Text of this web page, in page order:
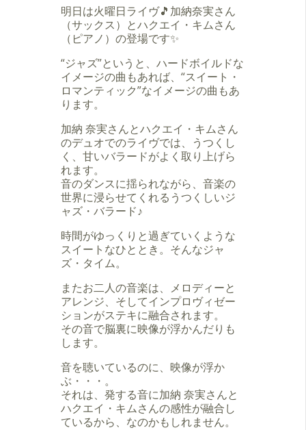
明日は火曜日ライヴ🎵加納奈実さん
（サックス）とハクエイ・キムさん
（ピアノ）の登場です✨
“ジャズ”というと、ハードボイルドな
イメージの曲もあれば、“スイート・
ロマンティック”なイメージの曲もあ
ります。
加納 奈実さんとハクエイ・キムさん
のデュオでのライヴでは、うつくし
く、甘いバラードがよく取り上げら
れます。
音のダンスに揺られながら、音楽の
世界に浸らせてくれるうつくしいジ
ャズ・バラード♪
時間がゆっくりと過ぎていくような
スイートなひととき。そんなジャ
ズ・タイム。
またお二人の音楽は、メロディーと
アレンジ、そしてインプロヴィゼー
ションがステキに融合されます。
その音で脳裏に映像が浮かんだりも
します。
音を聴いているのに、映像が浮か
ぶ・・・。
それは、発する音に加納 奈実さんと
ハクエイ・キムさんの感性が融合し
ているから、なのかもしれません。